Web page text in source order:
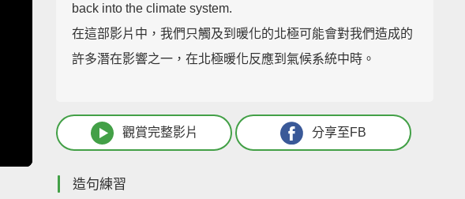
back into the climate system.
在這部影片中，我們只觸及到暖化的北極可能會對我們造成的
許多潛在影響之一，在北極暖化反應到氣候系統中時。
觀賞完整影片 分享至FB
造句練習